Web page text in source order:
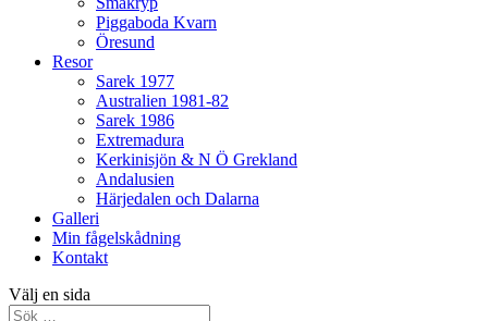
Piggaboda Kvarn
Öresund
Resor
Sarek 1977
Australien 1981-82
Sarek 1986
Extremadura
Kerkinisjön & N Ö Grekland
Andalusien
Härjedalen och Dalarna
Galleri
Min fågelskådning
Kontakt
Välj en sida